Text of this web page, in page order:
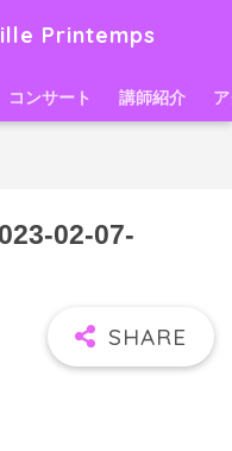
Printemps
コンサート 講師紹介
02-07-